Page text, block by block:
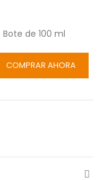
de 100 ml
COMPRAR AHORA